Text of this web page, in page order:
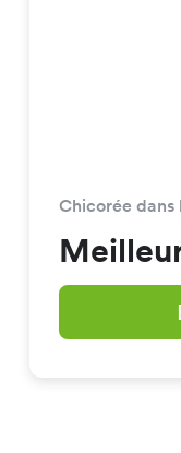
Chicorée dans